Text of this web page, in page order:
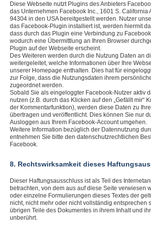
Diese Webseite nutzt Plugins des Anbieters
das Unternehmen Facebook Inc., 1601 S. California
94304 in den USA bereitgestellt werden. Nutzer
das Facebook-Plugin installiert ist, werden hiermit
dass durch das Plugin eine Verbindung zu
wodurch eine Übermittlung an Ihren Browser
Plugin auf der Webseite erscheint.
Des Weiteren werden durch die Nutzung Daten an
weitergeleitet, welche Informationen über Ihre
unserer Homepage enthalten. Dies hat für
zur Folge, dass die Nutzungsdaten ihrem
zugeordnet werden.
Sobald Sie als eingeloggter Facebook-Nutzer aktiv
nutzen (z.B. durch das Klicken auf den „Gefällt mir“
der Kommentarfunktion), werden diese Daten zu
übertragen und veröffentlicht. Dies können Sie nur
Ausloggen aus Ihrem Facebook-Account umgehen.
Weitere Information bezüglich der Datennutzung
entnehmen Sie bitte den datenschutzrechtlichen
Facebook.
8. Rechtswirksamkeit dieses
Dieser Haftungsausschluss ist als Teil des
betrachten, von dem aus auf diese Seite verwiesen
oder einzelne Formulierungen dieses Textes der
nicht, nicht mehr oder nicht vollständig entsprechen
übrigen Teile des Dokumentes in ihrem Inhalt und
unberührt.